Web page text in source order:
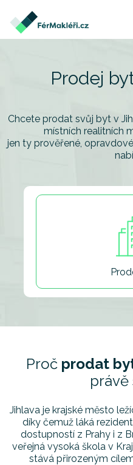
Prodej
Chcete prodat svůj byt v
místních realitních
jen ty prověřené,
Proč prodat
právě
Jihlava je krajské město
díky čemuž láká
dostupností z Prahy i z
veřejná vysoká škola v
stává přirozeným